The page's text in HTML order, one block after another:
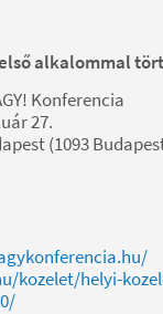
első alkalommal
Konferencia
27.
(1093
kozelet/helyi-